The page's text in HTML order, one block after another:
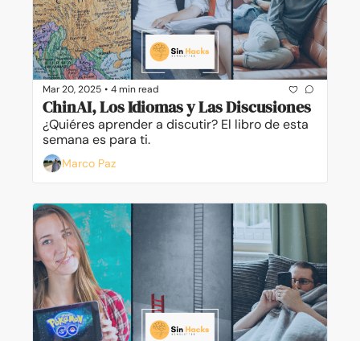
Mar 20, 2025 • 4 min read
ChinAI, Los Idiomas y Las Discusiones
¿Quiéres aprender a discutir? El libro de esta
semana es para ti.
Marco Paz